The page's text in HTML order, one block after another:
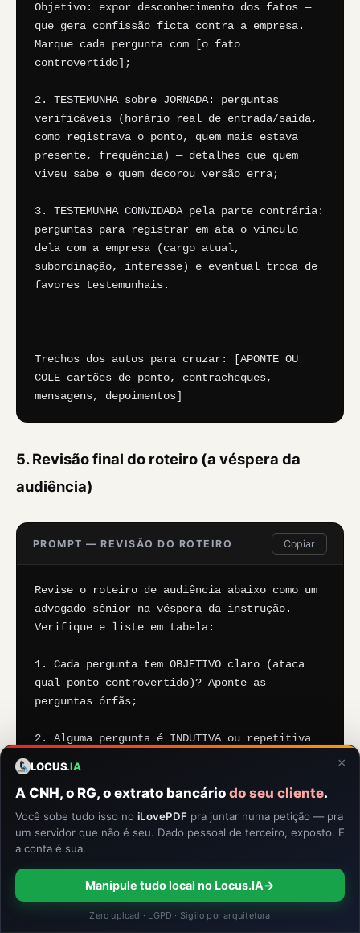
Objetivo: expor desconhecimento dos fatos —
que gera confissão ficta contra a empresa.
Marque cada pergunta com [o fato
controvertido];
2. TESTEMUNHA sobre JORNADA: perguntas
verificáveis (horário real de entrada/saída,
como registrava o ponto, quem mais estava
presente, frequência) — detalhes que quem
viveu sabe e quem decorou versão erra;
3. TESTEMUNHA CONVIDADA pela parte contrária:
perguntas para registrar em ata o vínculo
dela com a empresa (cargo atual,
subordinação, interesse) e eventual troca de
favores testemunhais.
Trechos dos autos para cruzar: [APONTE OU
COLE cartões de ponto, contracheques,
mensagens, depoimentos]
5. Revisão final do roteiro (a véspera da
audiência)
PROMPT — REVISÃO DO ROTEIRO Copiar
Revise o roteiro de audiência abaixo como um
advogado sênior na véspera da instrução.
Verifique e liste em tabela:
1. Cada pergunta tem OBJETIVO claro (ataca
qual ponto controvertido)? Aponte as
perguntas órfãs;
2. Alguma pergunta é INDUTIVA ou repetitiva
3. As CONTRADITAS têm prova documental do
vínculo listada e pronta para exibição ANTES
do depoimento (CPC art. 457, §1º)?
4. Cada resposta esperada tem PLANO B
(documento de confronto identificado)?
×
LOCUS.IA
A CNH, o RG, o extrato bancário do seu cliente.
Você sobe tudo isso no iLovePDF pra juntar numa petição — pra
um servidor que não é seu. Dado pessoal de terceiro, exposto. E
a conta é sua.
Manipule tudo local no Locus.IA→
Zero upload · LGPD · Sigilo por arquitetura